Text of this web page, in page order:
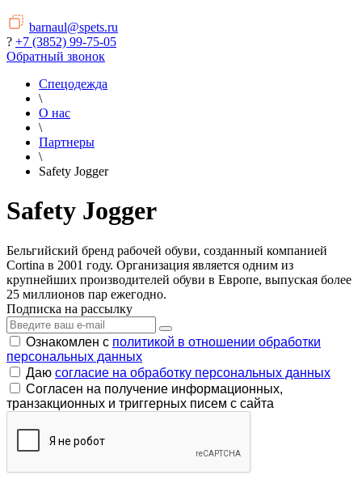
barnaul@spets.ru
? +7 (3852) 99-75-05
Обратный звонок
Спецодежда
\
О нас
\
Партнеры
\
Safety Jogger
Safety Jogger
Бельгийский бренд рабочей обуви, созданный компанией
Cortina в 2001 году. Организация является одним из
крупнейших производителей обуви в Европе, выпуская более
25 миллионов пар ежегодно.
Подписка на рассылку
Ознакомлен с политикой в отношении обработки
персональных данных
Даю согласие на обработку персональных данных
Согласен на получение информационных,
транзакционных и триггерных писем с сайта